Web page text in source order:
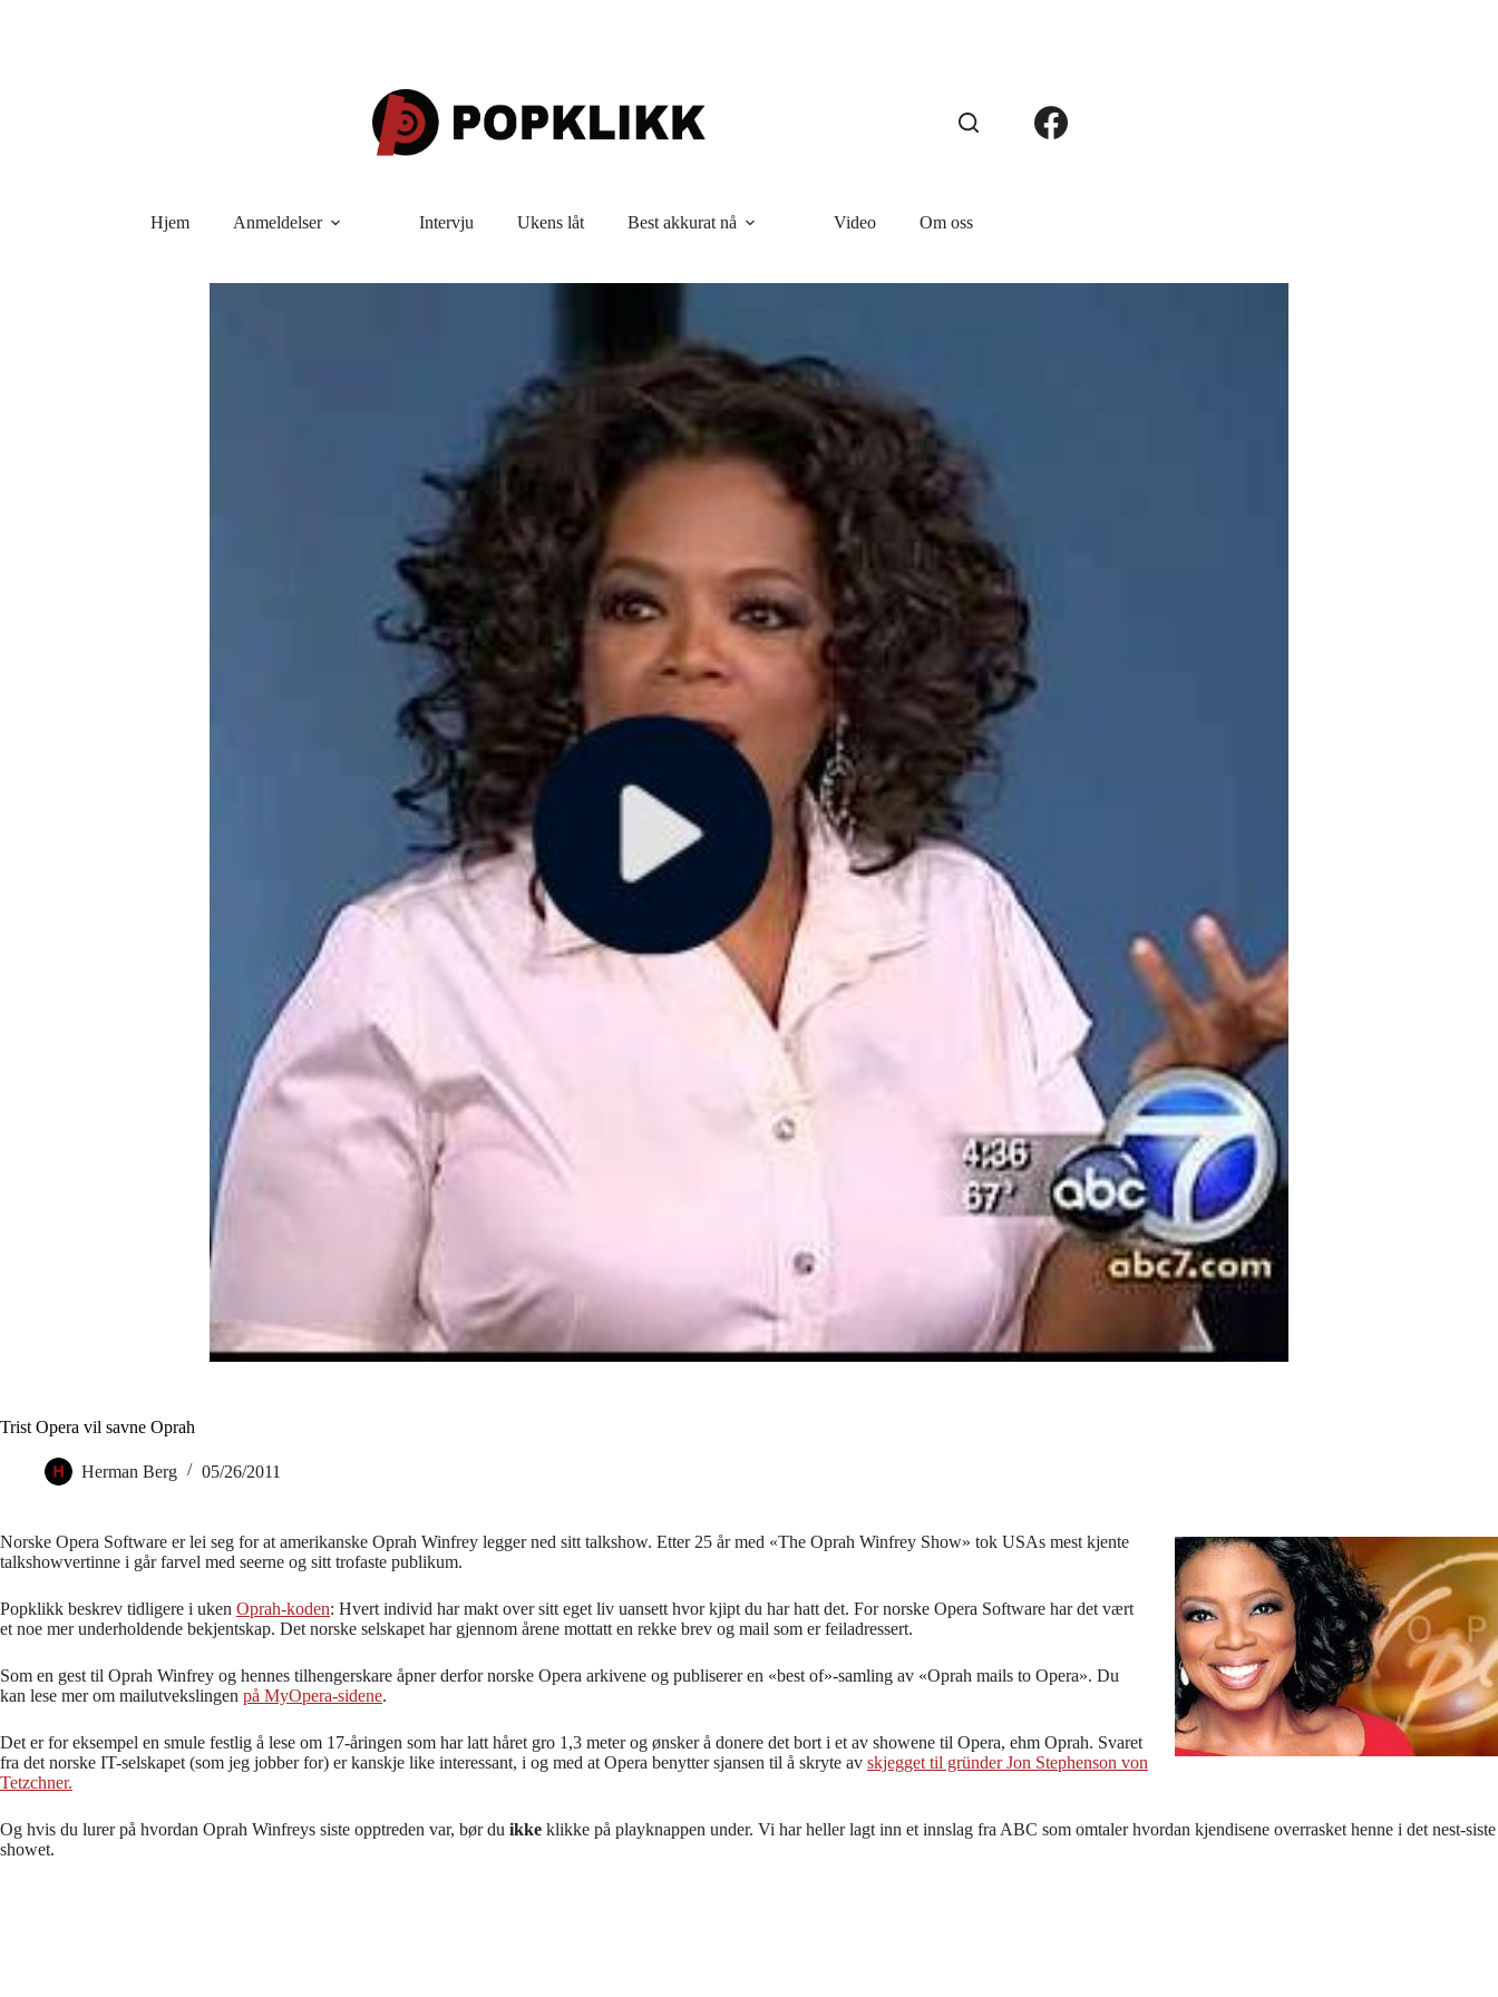
Hjem Anmeldelser Intervju Ukens låt Best akkurat nå Video Om oss
Trist Opera vil savne Oprah
Herman Berg 05/26/2011
Norske Opera Software er lei seg for at amerikanske Oprah Winfrey legger ned sitt talkshow. Etter 25 år med «The Oprah Winfrey Show» tok USAs mest kjente
talkshowvertinne i går farvel med seerne og sitt trofaste publikum.
Popklikk beskrev tidligere i uken Oprah-koden: Hvert individ har makt over sitt eget liv uansett hvor kjipt du har hatt det. For norske Opera Software har det vært
et noe mer underholdende bekjentskap. Det norske selskapet har gjennom årene mottatt en rekke brev og mail som er feiladressert.
Som en gest til Oprah Winfrey og hennes tilhengerskare åpner derfor norske Opera arkivene og publiserer en «best of»-samling av «Oprah mails to Opera». Du
kan lese mer om mailutvekslingen på MyOpera-sidene.
Det er for eksempel en smule festlig å lese om 17-åringen som har latt håret gro 1,3 meter og ønsker å donere det bort i et av showene til Opera, ehm Oprah. Svaret
fra det norske IT-selskapet (som jeg jobber for) er kanskje like interessant, i og med at Opera benytter sjansen til å skryte av skjegget til gründer Jon Stephenson von
Tetzchner.
Og hvis du lurer på hvordan Oprah Winfreys siste opptreden var, bør du ikke klikke på playknappen under. Vi har heller lagt inn et innslag fra ABC som omtaler hvordan kjendisene overrasket henne i det nest-siste
showet.